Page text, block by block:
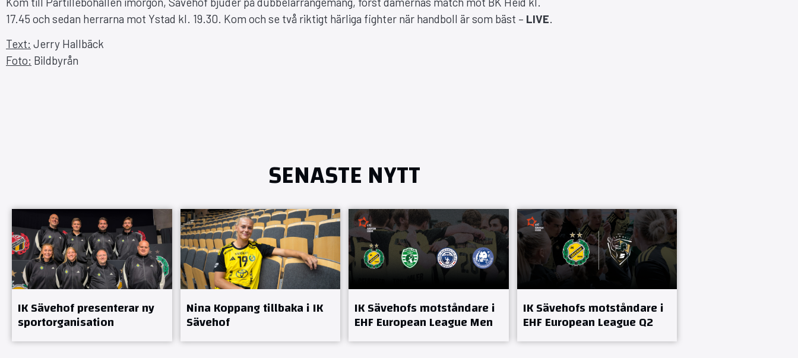
17.45 och sedan herrarna mot Ystad kl. 19.30. Kom och se två riktigt härliga fighter när handboll är som bäst – LIVE
Text: Jerry Hallbäck
Foto: Bildbyrån
SENASTE NYTT
IK Sävehof presenterar ny
sportorganisation
Nina Koppang tillbaka i IK
Sävehof
IK Sävehofs motståndare i
EHF European League Men
IK Sävehofs motståndare i
EHF European League Q2